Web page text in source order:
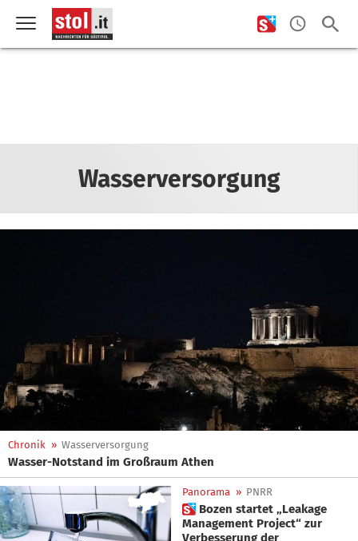
Wasserversorgung
Chronik » Wasserversorgung
Wasser-Notstand im Großraum Athen
Panorama » PNRR
 Bozen startet „Leakage
Management Project“ zur
Verbesserung der